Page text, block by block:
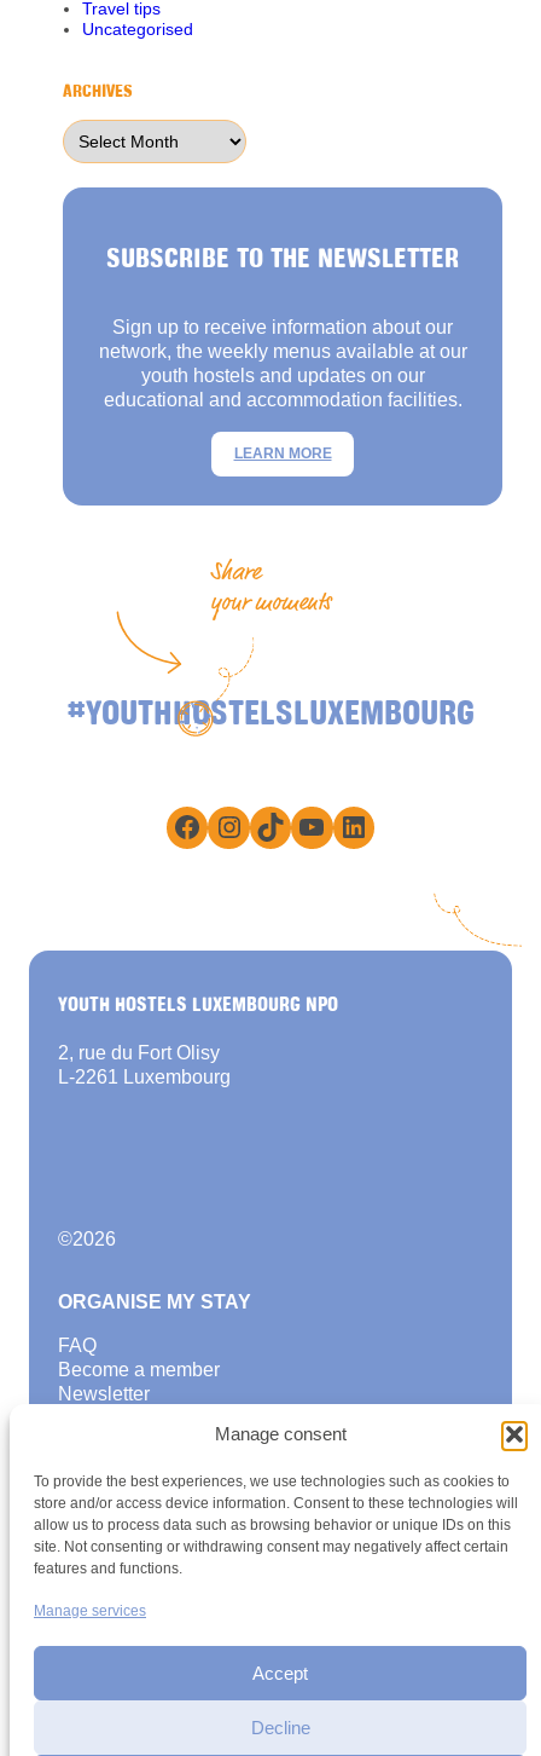
Manage consent
To provide the best experiences, we use technologies such as cookies to
store and/or access device information. Consent to these technologies will
allow us to process data such as browsing behavior or unique IDs on this
site. Not consenting or withdrawing consent may negatively affect certain
features and functions.
Manage services
Accept
Decline
Travel tips
Uncategorised
ARCHIVES
Archives
SUBSCRIBE TO THE NEWSLETTER
Sign up to receive information about our
network, the weekly menus available at our
youth hostels and updates on our
educational and accommodation facilities.
LEARN MORE
Share
your moments
#YOUTHHOSTELSLUXEMBOURG
Facebook
Instagram
TikTokYouTube
LinkedIn
YOUTH HOSTELS LUXEMBOURG NPO
2, rue du Fort Olisy
L-2261 Luxembourg
©2026
ORGANISE MY STAY
FAQ
Become a member
Newsletter
Find a youth hostel
Discover activities
School Trips and group excursions
Teambuilding
Youth Hostels Luxembourg NPO